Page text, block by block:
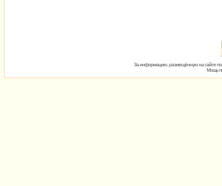
За информацию, размещённую на сайте
Мощь